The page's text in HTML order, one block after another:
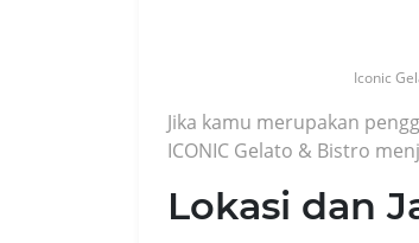
Iconic
Jika kamu merupakan
ICONIC Gelato & Bistro
Lokasi dan